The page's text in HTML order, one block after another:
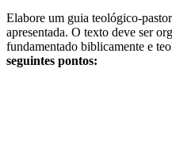
Elabore um guia teológico-
apresentada. O texto deve ser
fundamentado biblicamente e
seguintes pontos: